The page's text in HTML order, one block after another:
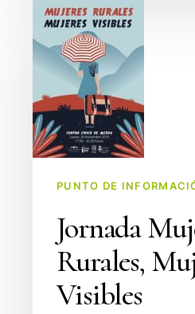
Jornada
Mujeres
Rurales,
Mujeres
Visibles
PUNTO DE
Jornada
Rurales,
Visibles